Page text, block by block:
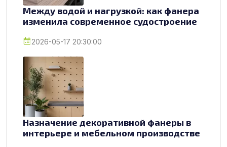
Между водой и нагрузкой: как фанера
изменила современное судостроение
2026-05-17 20:30:00
Назначение декоративной фанеры в
интерьере и мебельном производстве